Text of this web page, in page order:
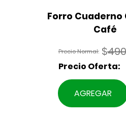
Forro Cuaderno
Café
$490
El
precio
El
actual
AGREGAR